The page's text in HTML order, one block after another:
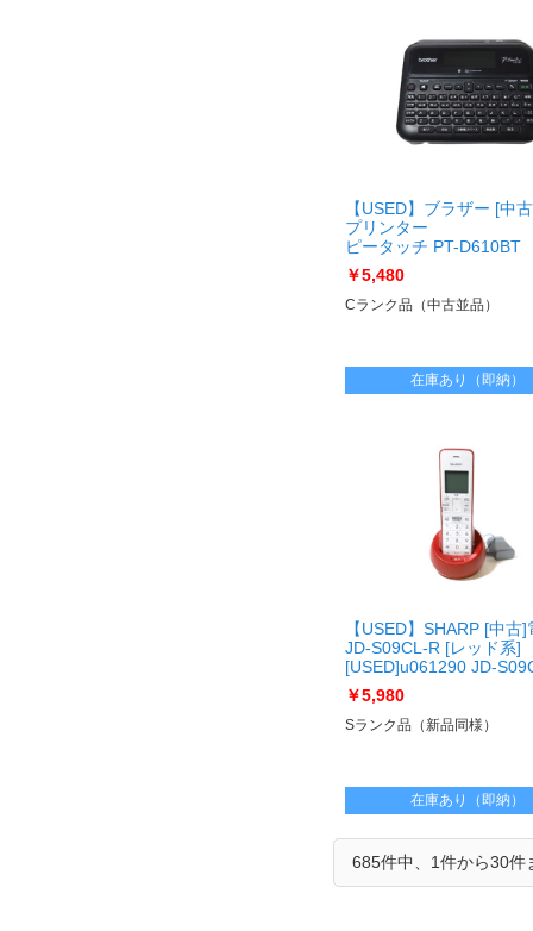
【USED】ブラザー [中
プリンター
ピータッチ PT-D610BT
[USED]u061488 PT-
￥5,480
Cランク品（中古並品）
在庫あり（即納）
【USED】SHARP [中古]
JD-S09CL-R [レッド系]
[USED]u061290 JD-
￥5,980
Sランク品（新品同様）
在庫あり（即納）
685件中、1件から30件